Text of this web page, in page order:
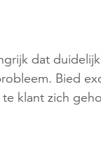
dat
Bied
klant zich